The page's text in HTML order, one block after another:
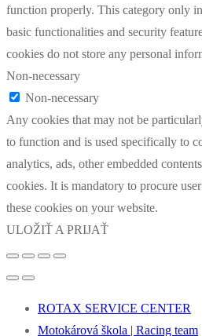
function properly. This category only
basic functionalities and security
cookies do not store any personal
Non-necessary
Non-necessary
Any cookies that may not be
to function and is used specifically to
analytics, ads, other embedded
cookies. It is mandatory to procure
these cookies on your website.
ULOŽIŤ A PRIJAŤ
ROTAX SERVICE CENTER
Motokárová škola | Racing team